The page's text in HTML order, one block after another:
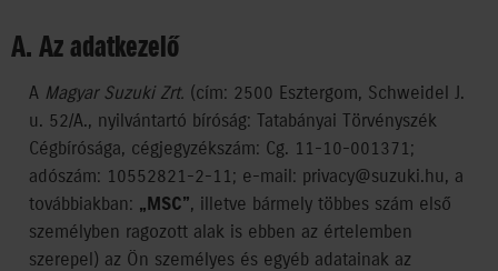
A. Az adatkezelő
A Magyar Suzuki Zrt. (cím: 2500 Esztergom, Schweidel J.
u. 52/A., nyilvántartó bíróság: Tatabányai Törvényszék
Cégbírósága, cégjegyzékszám: Cg. 11-10-001371;
adószám: 10552821-2-11; e-mail: privacy@suzuki.hu, a
továbbiakban: „MSC”, illetve bármely többes szám első
személyben ragozott alak is ebben az értelemben
szerepel) az Ön személyes és egyéb adatainak az